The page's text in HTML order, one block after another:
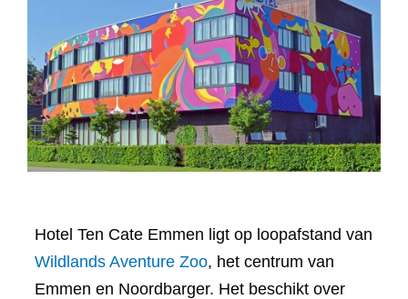
Hotel Ten Cate Emmen ligt op loopafstand van
Wildlands Aventure Zoo, het centrum van
Emmen en Noordbarger. Het beschikt over